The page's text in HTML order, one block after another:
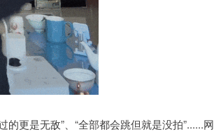
更是无敌”、“全部都会跳但就是没拍”......网